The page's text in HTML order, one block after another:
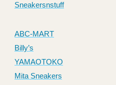
Sneakersnstuff
ABC-MART
Billy’s
YAMAOTOKO
Mita Sneakers